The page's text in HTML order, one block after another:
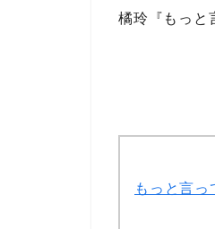
橘玲『もっと
もっと言